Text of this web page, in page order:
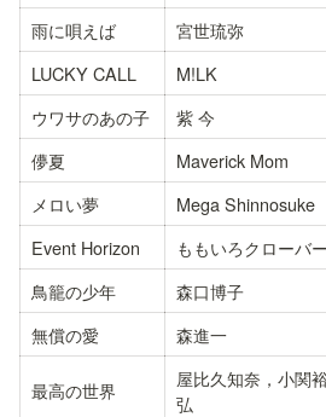
雨に唄えば
宮世琉弥
LUCKY CALL
M!LK
ウワサのあの子
紫 今
儚夏
Maverick Mom
メロい夢
Mega Shinnosuke
Event Horizon
ももいろクローバ
鳥籠の少年
森口博子
無償の愛
森進一
最高の世界
屋比久知奈，小関
弘